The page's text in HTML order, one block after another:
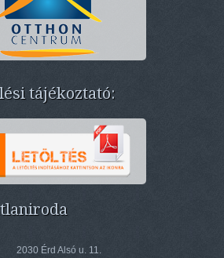
tájékoztató:
2030 Érd Alsó u. 11.